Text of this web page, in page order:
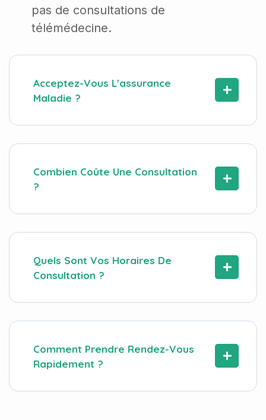
pas de consultations de
télémédecine.
Acceptez-Vous L'assurance
Maladie ?
Combien Coûte Une Consultation
?
Quels Sont Vos Horaires De
Consultation ?
Comment Prendre Rendez-Vous
Rapidement ?